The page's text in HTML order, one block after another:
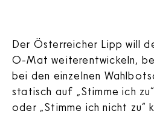
Der Österreicher Lipp will
O-Mat weiterentwickeln,
bei den einzelnen
statisch auf „Stimme ich
oder „Stimme ich nicht zu“